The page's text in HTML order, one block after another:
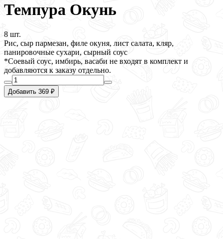
Темпура Окунь
8 шт.
Рис, сыр пармезан, филе окуня, лист салата, кляр,
панировочные сухари, сырный соус
*Соевый соус, имбирь, васаби не входят в комплект и
добавляются к заказу отдельно.
Добавить 369 ₽